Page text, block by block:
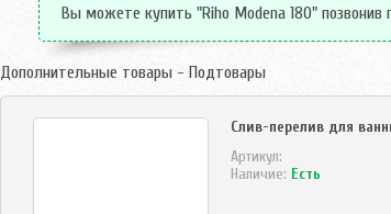
Вы можете купить "Riho Modena 180" позвонив
Дополнительные товары - Подтовары
Слив-перелив для
Артикул:
Наличие: Есть